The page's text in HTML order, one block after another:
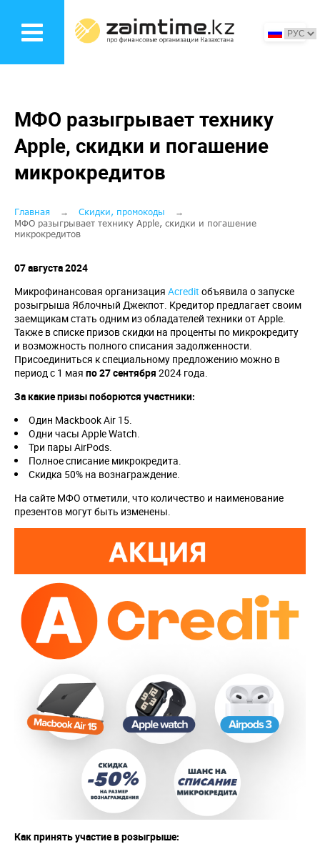
основному
МФО разыгрывает технику
Apple, скидки и погашение
микрокредитов
Строка
навигации
Главная
Скидки, промокоды
МФО разыгрывает технику Apple, скидки и погашение
микрокредитов
07 августа 2024
Микрофинансовая организация Acredit объявила о запуске
розыгрыша Яблочный Джекпот. Кредитор предлагает своим
заемщикам стать одним из обладателей техники от Apple.
Также в списке призов скидки на проценты по микрокредиту
и возможность полного списания задолженности.
Присоединиться к специальному предложению можно в
период с 1 мая по 27 сентября 2024 года.
За какие призы поборются участники:
Один Mackbook Air 15.
Одни часы Apple Watch.
Три пары AirPods.
Полное списание микрокредита.
Скидка 50% на вознаграждение.
На сайте МФО отметили, что количество и наименование
презентов могут быть изменены.
Как принять участие в розыгрыше: